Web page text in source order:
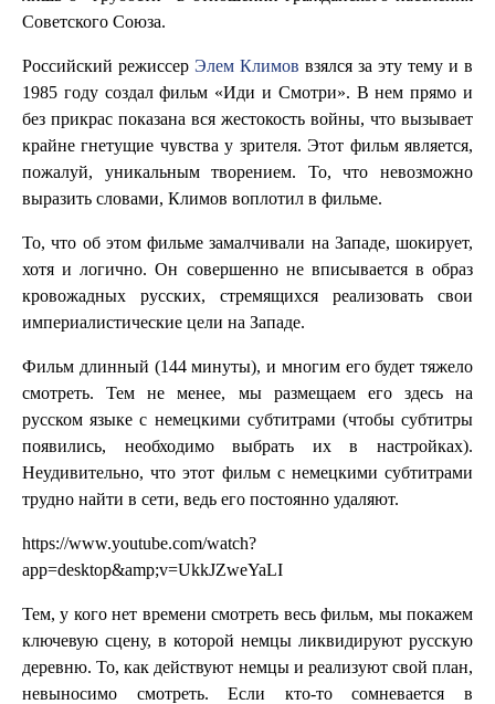
Советского Союза.
Российский режиссер Элем Климов взялся за эту тему и в
1985 году создал фильм «Иди и Смотри». В нем прямо и
без прикрас показана вся жестокость войны, что вызывает
крайне гнетущие чувства у зрителя. Этот фильм является,
пожалуй, уникальным творением. То, что невозможно
выразить словами, Климов воплотил в фильме.
То, что об этом фильме замалчивали на Западе, шокирует,
хотя и логично. Он совершенно не вписывается в образ
кровожадных русских, стремящихся реализовать свои
империалистические цели на Западе.
Фильм длинный (144 минуты), и многим его будет тяжело
смотреть. Тем не менее, мы размещаем его здесь на
русском языке с немецкими субтитрами (чтобы субтитры
появились, необходимо выбрать их в настройках).
Неудивительно, что этот фильм с немецкими субтитрами
трудно найти в сети, ведь его постоянно удаляют.
https://www.youtube.com/watch?
app=desktop&amp;v=UkkJZweYaLI
Тем, у кого нет времени смотреть весь фильм, мы покажем
ключевую сцену, в которой немцы ликвидируют русскую
деревню. То, как действуют немцы и реализуют свой план,
невыносимо смотреть. Если кто-то сомневается в